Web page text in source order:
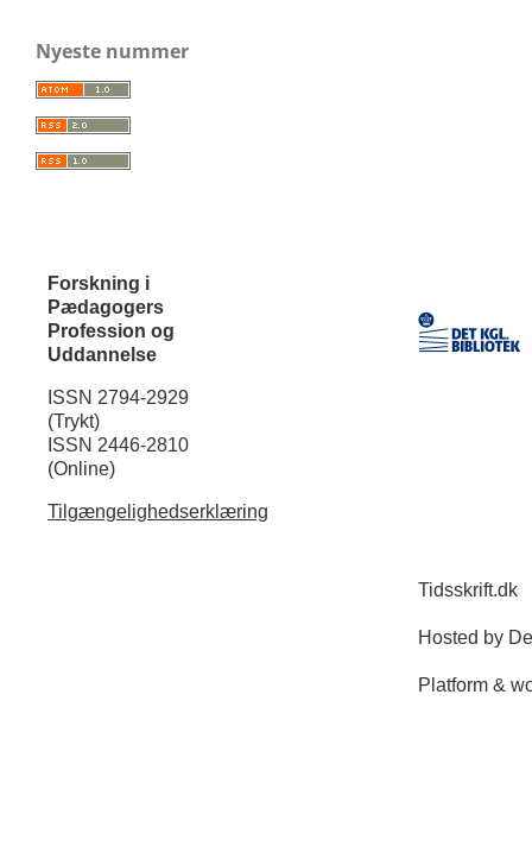
Nyeste nummer
Forskning i
Pædagogers
Profession og
Uddannelse
ISSN 2794-2929
(Trykt)
ISSN 2446-2810
(Online)
Tilgængelighedserklæring